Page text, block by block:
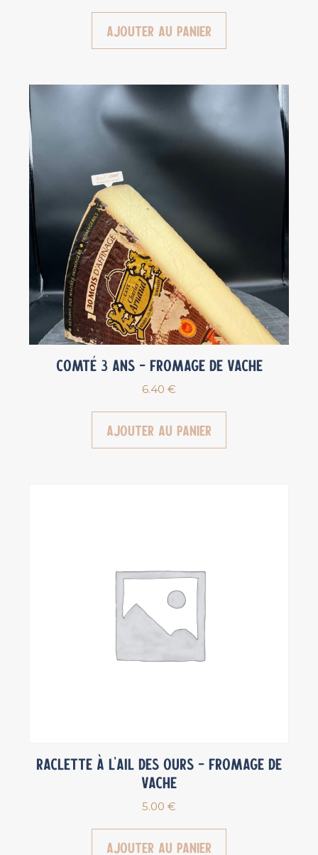
Ajouter au panier
Comté 3 ans – Fromage de vache
6.40 €
Ajouter au panier
Raclette à l’Ail des ours – Fromage de
vache
5.00 €
Ajouter au panier